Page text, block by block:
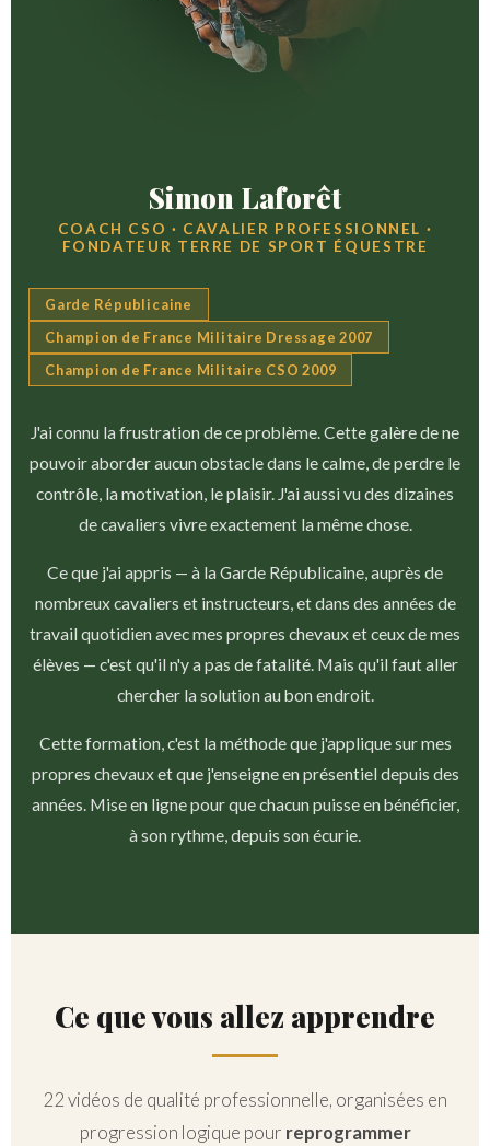
Simon Laforêt
COACH CSO · CAVALIER PROFESSIONNEL ·
FONDATEUR TERRE DE SPORT ÉQUESTRE
Garde Républicaine
Champion de France Militaire Dressage 2007
Champion de France Militaire CSO 2009
J'ai connu la frustration de ce problème. Cette galère de ne
pouvoir aborder aucun obstacle dans le calme, de perdre le
contrôle, la motivation, le plaisir. J'ai aussi vu des dizaines
de cavaliers vivre exactement la même chose.
Ce que j'ai appris — à la Garde Républicaine, auprès de
nombreux cavaliers et instructeurs, et dans des années de
travail quotidien avec mes propres chevaux et ceux de mes
élèves — c'est qu'il n'y a pas de fatalité. Mais qu'il faut aller
chercher la solution au bon endroit.
Cette formation, c'est la méthode que j'applique sur mes
propres chevaux et que j'enseigne en présentiel depuis des
années. Mise en ligne pour que chacun puisse en bénéficier,
à son rythme, depuis son écurie.
Ce que vous allez apprendre
22 vidéos de qualité professionnelle, organisées en
progression logique pour reprogrammer